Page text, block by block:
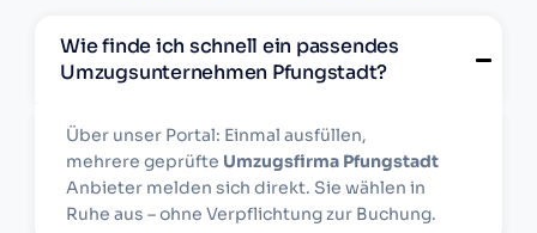
Wie finde ich schnell ein passendes
Umzugsunternehmen Pfungstadt?
Über unser Portal: Einmal ausfüllen,
mehrere geprüfte Umzugsfirma Pfungstadt
Anbieter melden sich direkt. Sie wählen in
Ruhe aus – ohne Verpflichtung zur Buchung.